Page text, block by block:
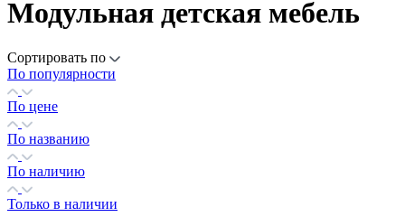
Модульная детская мебель
Сортировать по
По популярности
По цене
По названию
По наличию
Только в наличии